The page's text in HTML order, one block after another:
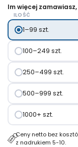
2.09 zł
do
2.19 zł
imiennik
Im więcej
ILOŚĆ
1–99 szt.
100–249 szt.
250–499 szt.
500–999 szt.
1000+ szt.
Ceny netto bez
z nadrukiem 5-10.